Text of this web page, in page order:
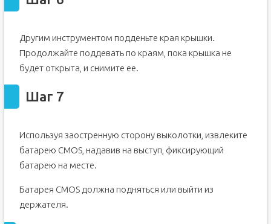
Другим инструментом подденьте края крышки.
Продолжайте поддевать по краям, пока крышка не
будет открыта, и снимите ее.
Шаг 7
Используя заостренную сторону выколотки, извлеките
батарею CMOS, надавив на выступ, фиксирующий
батарею на месте.
Батарея CMOS должна подняться или выйти из
держателя.